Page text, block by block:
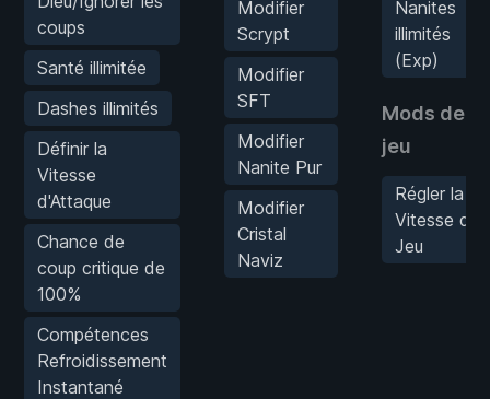
coups
Santé illimitée
Dashes illimités
Définir la
Vitesse
d'Attaque
Chance de
coup critique de
100%
Compétences
Refroidissement
Instantané
Modifier
Scrypt
Modifier
SFT
Modifier
Nanite Pur
Modifier
Cristal
Naviz
Nanites
illimités
(Exp)
Mods de
jeu
Régler la
Vitesse du
Jeu